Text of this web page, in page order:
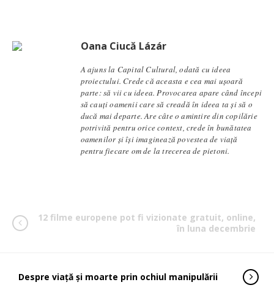
Oana Ciucă Lázár
A ajuns la Capital Cultural, odată cu ideea
proiectului. Crede că aceasta e cea mai ușoară
parte: să vii cu ideea. Provocarea apare când începi
să cauți oamenii care să creadă în ideea ta și să o
ducă mai departe. Are câte o amintire din copilărie
potrivită pentru orice context, crede în bunătatea
oamenilor și își imaginează povestea de viață
pentru fiecare om de la trecerea de pietoni.
12 filme europene pot fi vizionate gratuit, online,
în luna decembrie
Despre viaţă şi moarte prin ochiul manipulării